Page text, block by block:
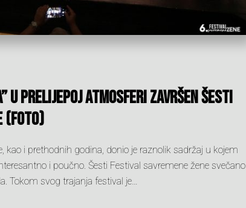
u prelijepoj atmosferi završen šesti
kao i prethodnih godina, donio je raznolik sadržaj u kojem
i poučno. Šesti Festival savremene žene svečano
Tokom svog trajanja festival je…